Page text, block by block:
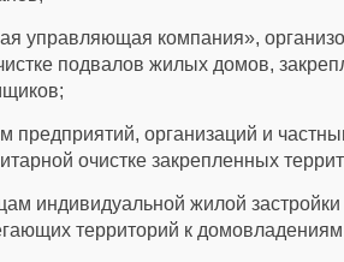
управляющая компания»,
подвалов жилых домов,
предприятий, организаций и
очистке закрепленных
индивидуальной жилой
территорий к